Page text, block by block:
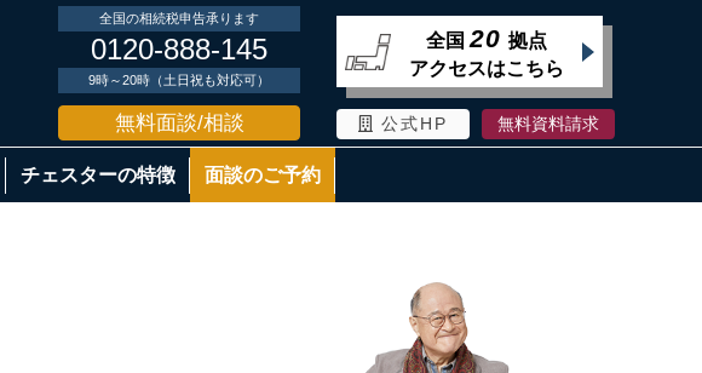
全国の相続税申告承ります
0120-888-145
9時～20時（土日祝も対応可）
無料面談/相談
全国 20 拠点
アクセスはこちら
公式HP 無料資料請求
チェスターの特徴 面談のご予約